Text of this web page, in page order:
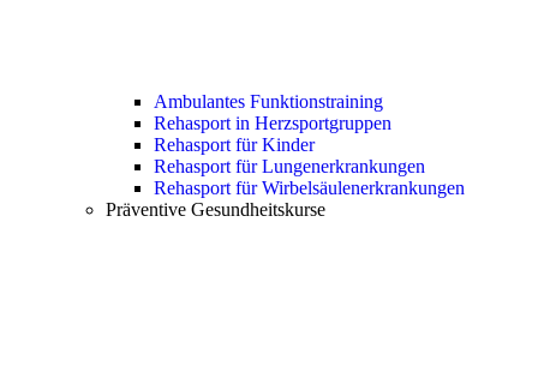
Ambulantes Funktionstraining
Rehasport in Herzsportgruppen
Rehasport für Kinder
Rehasport für Lungenerkrankungen
Rehasport für Wirbelsäulenerkrankungen
Präventive Gesundheitskurse